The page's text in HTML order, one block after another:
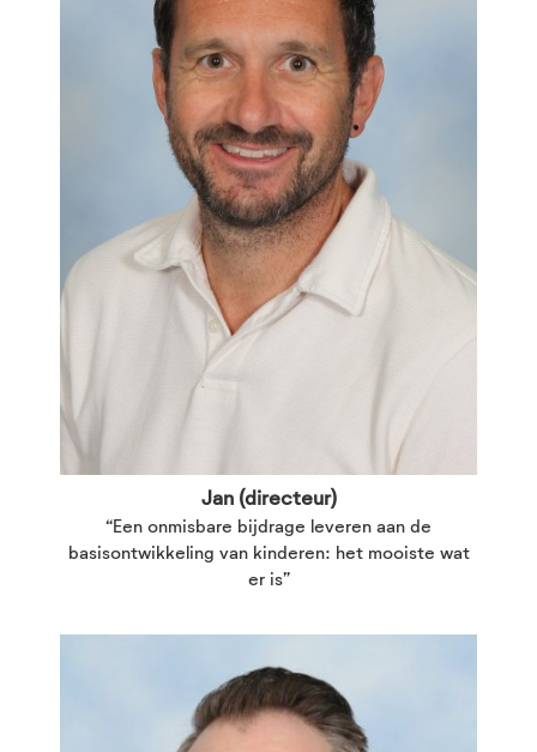
Jan (directeur)
“Een onmisbare bijdrage leveren aan de
basisontwikkeling van kinderen: het mooiste wat
er is”